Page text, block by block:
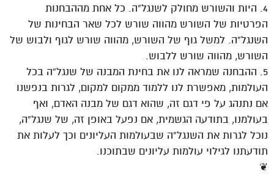
4. היות והשורש מחולק לשנגל”ה. כל אחת מההבחנות
הפרטיות של השורש מהווה שורש לכל שאר הבחינות של
השנגל”ה. למשל גוף של השורש, מהווה שורש לגוף ולבוש של
השורש, מהווה שורש ללבוש.
5. ההבחנה שמראה לנו את בחינת המבנה של שנגל”ה בכל
העולמות, מאפשרת לנו ללמוד ממקום למקום, לגרות בנפשנו
אם נתנהג על פי דגם זה, שהוא דגם של מבנה האדם, ואף
בעולמנו, בתודעה הגשמית, אם נפעל באופן זה, של שנגל”ה,
נוכל לגרות את השנגל”ה שבעולמות העליונים וכך לעלות את
תודעתנו לגילוי עולמות עליונים שבתוכנו.
❦